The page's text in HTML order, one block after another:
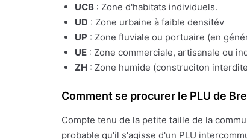
UCB : Zone d'habitats individuels.
UD : Zone urbaine à faible densitév
UP : Zone fluviale ou portuaire (en
UE : Zone commerciale, artisanale ou
ZH : Zone humide (construciton
Comment se procurer le PLU de
Compte tenu de la petite taille de la
probable qu'il s'agisse d'un PLU